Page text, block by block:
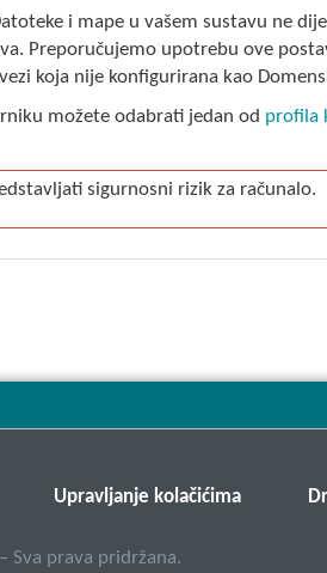
i mape u vašem sustavu ne
Preporučujemo upotrebu ove
koja nije konfigurirana kao
možete odabrati jedan od profila
sigurnosni rizik za računalo.
Upravljanje kolačićima
– Sva prava pridržana.